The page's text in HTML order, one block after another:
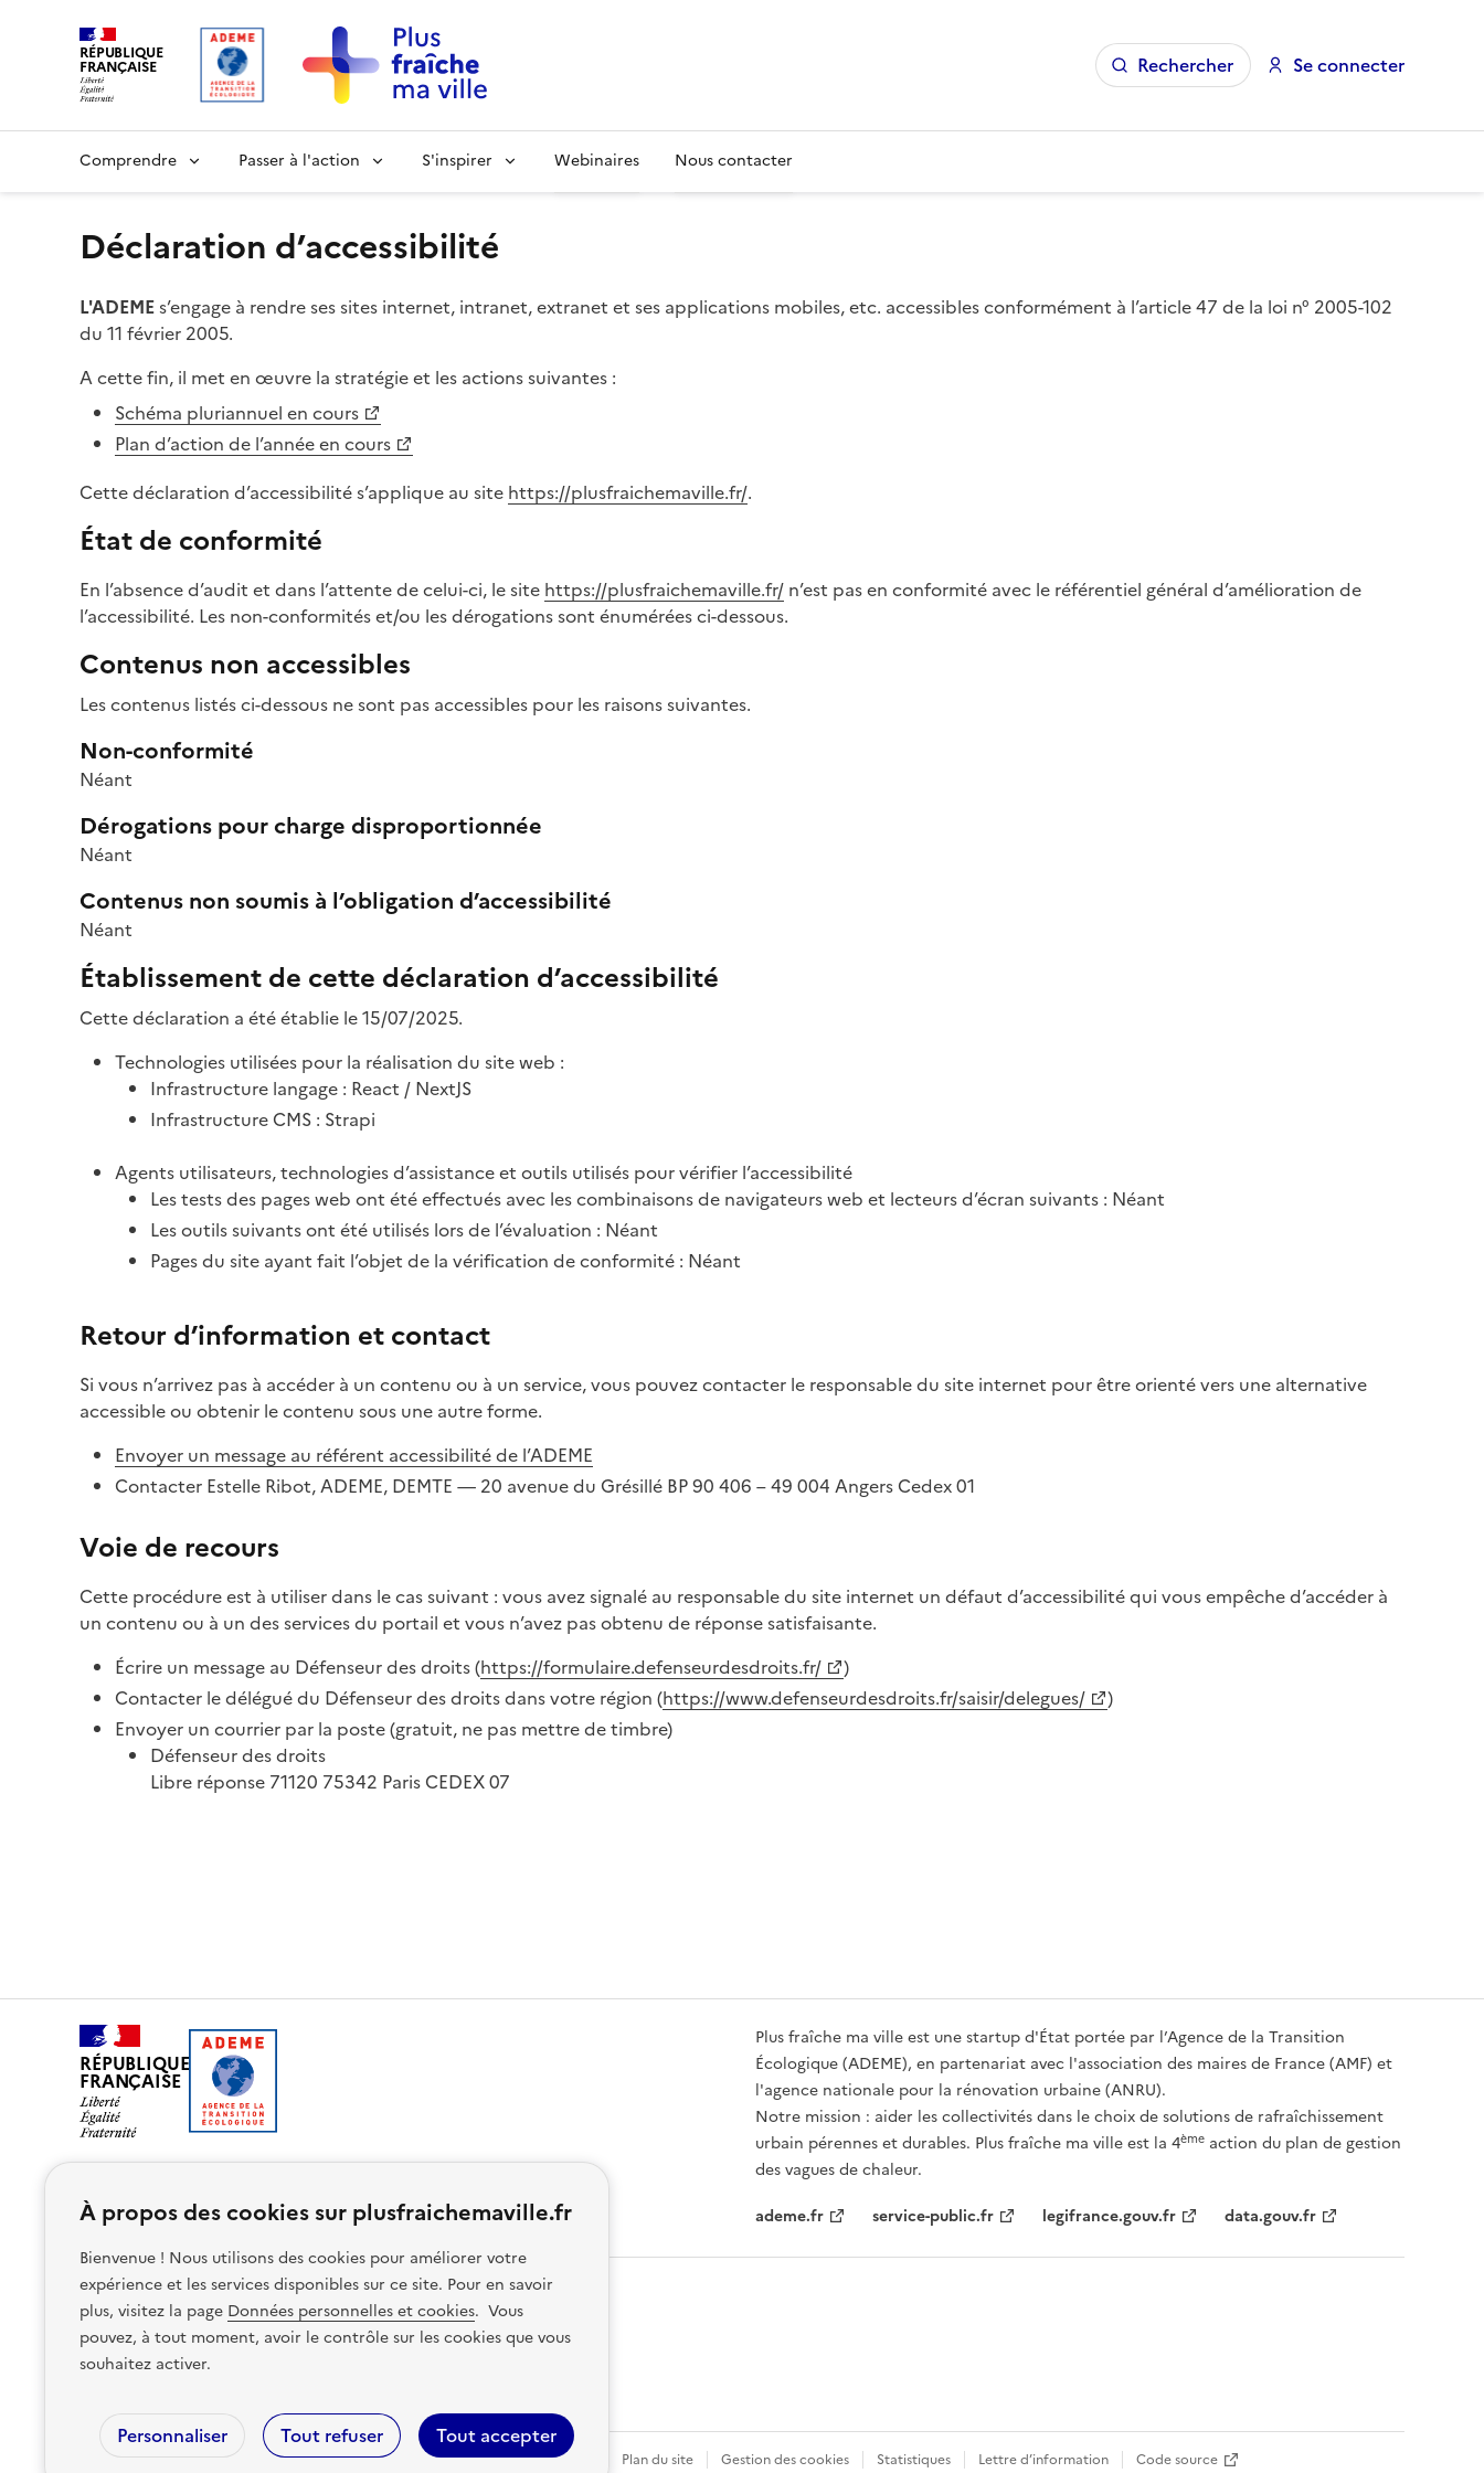
À propos des cookies sur plusfraichemaville.fr
Bienvenue ! Nous utilisons des cookies pour améliorer votre
expérience et les services disponibles sur ce site. Pour en savoir
plus, visitez la page Données personnelles et cookies. Vous
pouvez, à tout moment, avoir le contrôle sur les cookies que vous
souhaitez activer.
Tout accepter
Tout refuser
Personnaliser
RÉPUBLIQUE
FRANÇAISE Rechercher Se connecter
Comprendre Passer à l'action S'inspirer Webinaires Nous contacter
Déclaration d’accessibilité
L'ADEMEs’engage à rendre ses sites internet, intranet, extranet et ses applications mobiles, etc. accessibles conformément à l’article 47 de la loi n° 2005-102
du 11 février 2005.
A cette fin, il met en œuvre la stratégie et les actions suivantes :
Schéma pluriannuel en cours
Plan d’action de l’année en cours
Cette déclaration d’accessibilité s’applique au site https://plusfraichemaville.fr/.
État de conformité
En l’absence d’audit et dans l’attente de celui-ci, le site https://plusfraichemaville.fr/ n’est pas en conformité avec le référentiel général d’amélioration de
l’accessibilité. Les non-conformités et/ou les dérogations sont énumérées ci-dessous.
Contenus non accessibles
Les contenus listés ci-dessous ne sont pas accessibles pour les raisons suivantes.
Non-conformité
Néant
Dérogations pour charge disproportionnée
Néant
Contenus non soumis à l’obligation d’accessibilité
Néant
Établissement de cette déclaration d’accessibilité
Cette déclaration a été établie le 15/07/2025.
Technologies utilisées pour la réalisation du site web :
Infrastructure langage : React / NextJS
Infrastructure CMS : Strapi
Agents utilisateurs, technologies d’assistance et outils utilisés pour vérifier l’accessibilité
Les tests des pages web ont été effectués avec les combinaisons de navigateurs web et lecteurs d’écran suivants : Néant
Les outils suivants ont été utilisés lors de l’évaluation : Néant
Pages du site ayant fait l’objet de la vérification de conformité : Néant
Retour d’information et contact
Si vous n’arrivez pas à accéder à un contenu ou à un service, vous pouvez contacter le responsable du site internet pour être orienté vers une alternative
accessible ou obtenir le contenu sous une autre forme.
Envoyer un message au référent accessibilité de l’ADEME
Contacter Estelle Ribot, ADEME, DEMTE — 20 avenue du Grésillé BP 90 406 – 49 004 Angers Cedex 01
Voie de recours
Cette procédure est à utiliser dans le cas suivant : vous avez signalé au responsable du site internet un défaut d’accessibilité qui vous empêche d’accéder à
un contenu ou à un des services du portail et vous n’avez pas obtenu de réponse satisfaisante.
Écrire un message au Défenseur des droits (https://formulaire.defenseurdesdroits.fr/
)
Contacter le délégué du Défenseur des droits dans votre région (https://www.defenseurdesdroits.fr/saisir/delegues/
)
Envoyer un courrier par la poste (gratuit, ne pas mettre de timbre)
Défenseur des droits
Libre réponse 71120 75342 Paris CEDEX 07
RÉPUBLIQUE
FRANÇAISE
Plus fraîche ma ville est une startup d'État portée par l’Agence de la Transition
Écologique (ADEME), en partenariat avec l'association des maires de France (AMF) et
l'agence nationale pour la rénovation urbaine (ANRU).
Notre mission : aider les collectivités dans le choix de solutions de rafraîchissement
urbain pérennes et durables. Plus fraîche ma ville est la 4ème action du plan de gestion
des vagues de chaleur.
ademe.fr
service-public.fr legifrance.gouv.fr data.gouv.fr
Nos partenaires
Accessibilité : non conforme Mentions légales Politique de confidentialité Plan du site Gestion des cookies Statistiques Lettre d’information Code source